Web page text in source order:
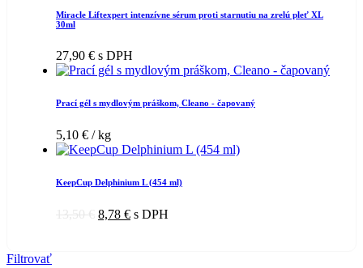
Miracle Liftexpert intenzívne sérum proti starnutiu na zrelú pleť XL
30ml
27,90 € s DPH
Prací gél s mydlovým práškom, Cleano - čapovaný
5,10 € / kg
KeepCup Delphinium L (454 ml)
8,78 € s DPH
Filtrovať